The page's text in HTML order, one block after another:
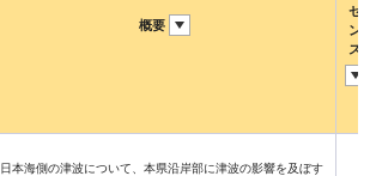
概要
セ
ン
ス
日本海側の津波について、本県沿岸部に津波の影響を及ぼす